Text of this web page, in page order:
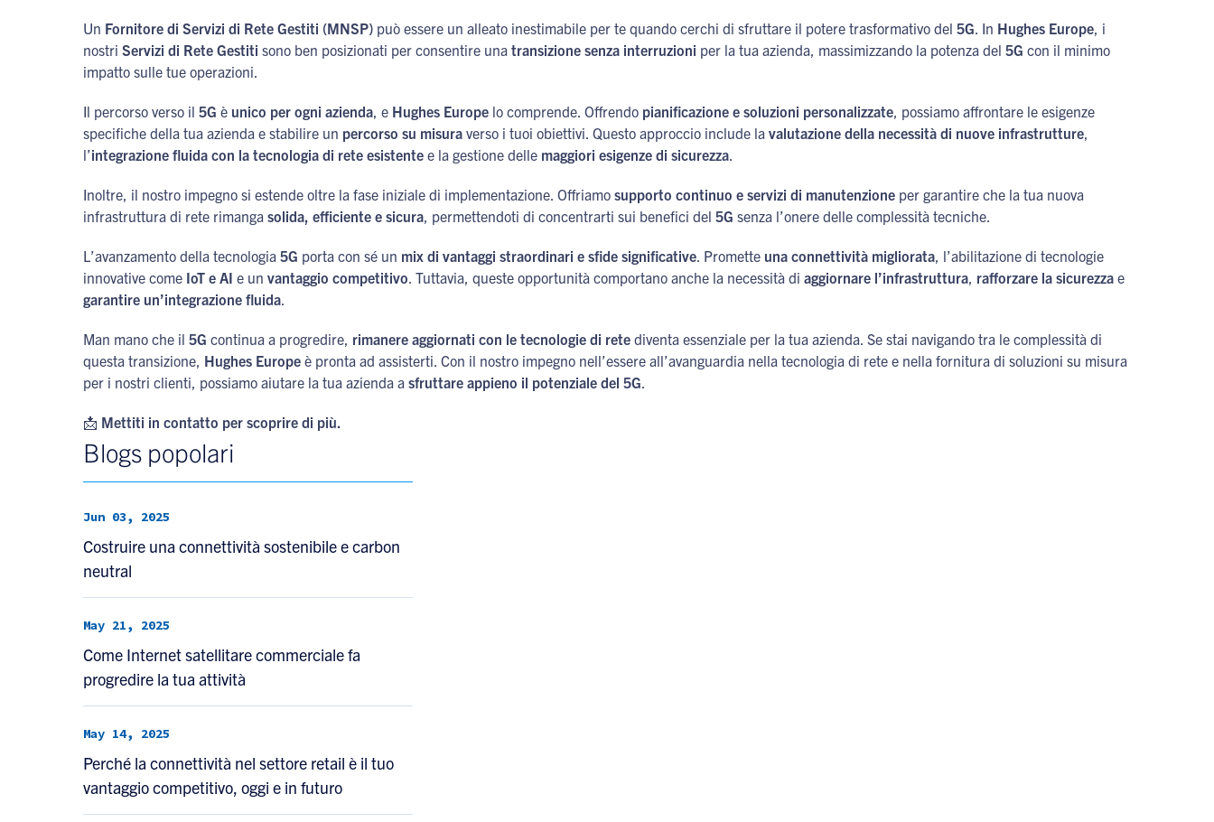
Un Fornitore di Servizi di Rete Gestiti (MNSP) può essere un alleato inestimabile per te quando cerchi di sfruttare il potere trasformativo del 5G. In Hughes Europe, i
nostri Servizi di Rete Gestiti sono ben posizionati per consentire una transizione senza interruzioni per la tua azienda, massimizzando la potenza del 5G con il minimo
impatto sulle tue operazioni.
Il percorso verso il 5G è unico per ogni azienda, e Hughes Europe lo comprende. Offrendo pianificazione e soluzioni personalizzate, possiamo affrontare le esigenze
specifiche della tua azienda e stabilire un percorso su misura verso i tuoi obiettivi. Questo approccio include la valutazione della necessità di nuove infrastrutture,
l’integrazione fluida con la tecnologia di rete esistente e la gestione delle maggiori esigenze di sicurezza.
Inoltre, il nostro impegno si estende oltre la fase iniziale di implementazione. Offriamo supporto continuo e servizi di manutenzione per garantire che la tua nuova
infrastruttura di rete rimanga solida, efficiente e sicura, permettendoti di concentrarti sui benefici del 5G senza l’onere delle complessità tecniche.
L’avanzamento della tecnologia 5G porta con sé un mix di vantaggi straordinari e sfide significative. Promette una connettività migliorata, l’abilitazione di tecnologie
innovative come IoT e AI e un vantaggio competitivo. Tuttavia, queste opportunità comportano anche la necessità di aggiornare l’infrastruttura, rafforzare la sicurezza e
garantire un’integrazione fluida.
Man mano che il 5G continua a progredire, rimanere aggiornati con le tecnologie di rete diventa essenziale per la tua azienda. Se stai navigando tra le complessità di
questa transizione, Hughes Europe è pronta ad assisterti. Con il nostro impegno nell’essere all’avanguardia nella tecnologia di rete e nella fornitura di soluzioni su misura
per i nostri clienti, possiamo aiutare la tua azienda a sfruttare appieno il potenziale del 5G.
📩 Mettiti in contatto per scoprire di più.
Blogs popolari
Jun 03, 2025
Costruire una connettività sostenibile e carbon
neutral
May 21, 2025
Come Internet satellitare commerciale fa
progredire la tua attività
May 14, 2025
Perché la connettività nel settore retail è il tuo
vantaggio competitivo, oggi e in futuro